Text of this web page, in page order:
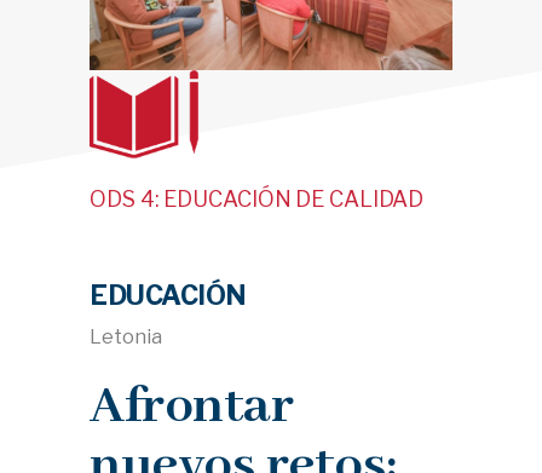
ODS 4: EDUCACIÓN DE CALIDAD
EDUCACIÓN
Letonia
Afrontar